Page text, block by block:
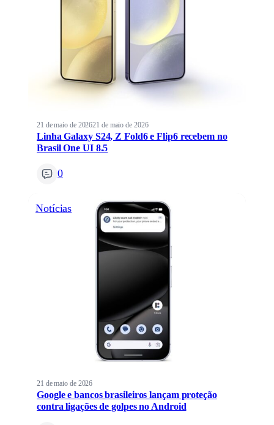
21 de maio de 202621 de maio de 2026
Linha Galaxy S24, Z Fold6 e Flip6 recebem no
Brasil One UI 8.5
0
Notícias
21 de maio de 2026
Google e bancos brasileiros lançam proteção
contra ligações de golpes no Android